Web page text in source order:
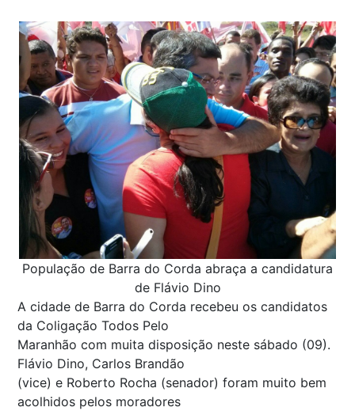
População de Barra do Corda abraça a candidatura
de Flávio Dino
A cidade de Barra do Corda recebeu os candidatos
da Coligação Todos Pelo
Maranhão com muita disposição neste sábado (09).
Flávio Dino, Carlos Brandão
(vice) e Roberto Rocha (senador) foram muito bem
acolhidos pelos moradores